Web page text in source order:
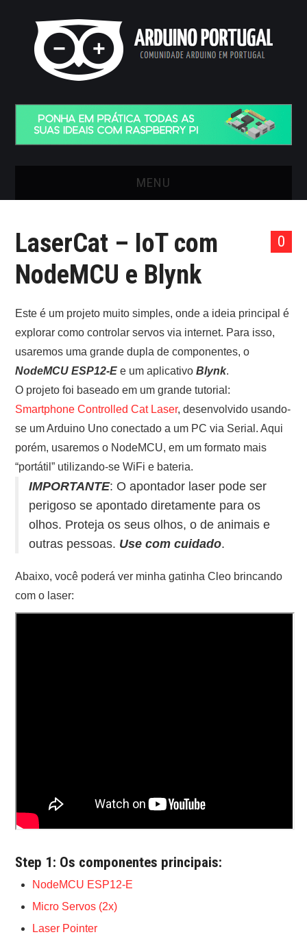
MENU
ARTIGOS
VIDEOS
ONDE COMPRAR O
ARDUINO?
ARDUINO
FORUM
CONTACTOS
0
LaserCat – IoT com
NodeMCU e Blynk
Este é um projeto muito simples, onde a ideia principal é
explorar como controlar servos via internet. Para isso,
usaremos uma grande dupla de componentes, o
NodeMCU ESP12-E e um aplicativoBlynk.
O projeto foi baseado em um grande tutorial:
Smartphone Controlled Cat Laser, desenvolvido usando-
se um Arduino Uno conectado a um PC via Serial. Aqui
porém, usaremos o NodeMCU, em um formato mais
“portátil” utilizando-se WiFi e bateria.
IMPORTANTE: O apontador laser pode ser
perigoso se apontado diretamente para os
olhos. Proteja os seus olhos, o de animais e
outras pessoas. Use com cuidado.
Abaixo, você poderá ver minha gatinha Cleo brincando
com o laser:
Step 1: Os componentes principais:
NodeMCU ESP12-E
Micro Servos (2x)
Laser Pointer